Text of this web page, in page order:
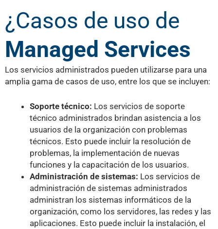
¿Casos de uso de
Managed Services
Los servicios administrados pueden utilizarse para una
amplia gama de casos de uso, entre los que se incluyen:
Soporte técnico: Los servicios de soporte
técnico administrados brindan asistencia a los
usuarios de la organización con problemas
técnicos. Esto puede incluir la resolución de
problemas, la implementación de nuevas
funciones y la capacitación de los usuarios.
Administración de sistemas: Los servicios de
administración de sistemas administrados
administran los sistemas informáticos de la
organización, como los servidores, las redes y las
aplicaciones. Esto puede incluir la instalación, el